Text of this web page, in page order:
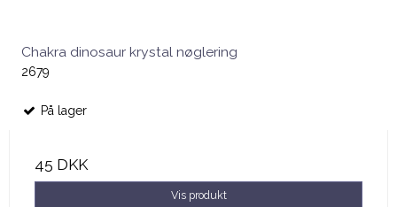
Chakra dinosaur krystal nøglering
2679
På lager
45 DKK
Vis produkt